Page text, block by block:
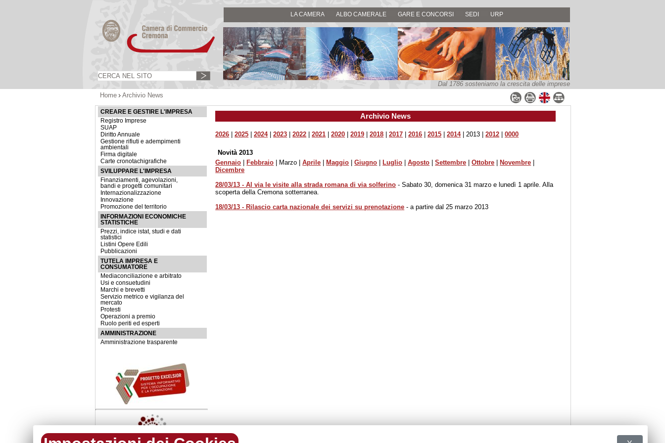
LA CAMERA ALBO CAMERALE GARE E CONCORSI SEDI URP
Dal 1786 sosteniamo la crescita delle imprese
Home
Archivio News
CREARE E GESTIRE L'IMPRESA
Registro Imprese
SUAP
Diritto Annuale
Gestione rifiuti e adempimenti
ambientali
Firma digitale
Carte cronotachigrafiche
SVILUPPARE L'IMPRESA
Finanziamenti, agevolazioni,
bandi e progetti comunitari
Internazionalizzazione
Innovazione
Promozione del territorio
INFORMAZIONI ECONOMICHE
STATISTICHE
Prezzi, indice istat, studi e dati
statistici
Listini Opere Edili
Pubblicazioni
TUTELA IMPRESA E
CONSUMATORE
Mediaconciliazione e arbitrato
Usi e consuetudini
Marchi e brevetti
Servizio metrico e vigilanza del
mercato
Protesti
Operazioni a premio
Ruolo periti ed esperti
AMMINISTRAZIONE
Amministrazione trasparente
Archivio News
2026 |2025 |2024|2023 |2022 |2021 |2020 |2019 |2018 |2017 |2016 |2015 |2014| 2013 |2012 |0000
Novità 2013
Gennaio
Febbraio | Marzo |Aprile Maggio |Giugno Luglio |Agosto |Settembre |Ottobre Novembre
Dicembre
28/03/13 - Al via le visite alla strada romana di via solferino - Sabato 30, domenica 31 marzo e lunedì 1 aprile. Alla
scoperta della Cremona sotterranea.
18/03/13 - Rilascio carta nazionale dei servizi su prenotazione - a partire dal 25 marzo 2013